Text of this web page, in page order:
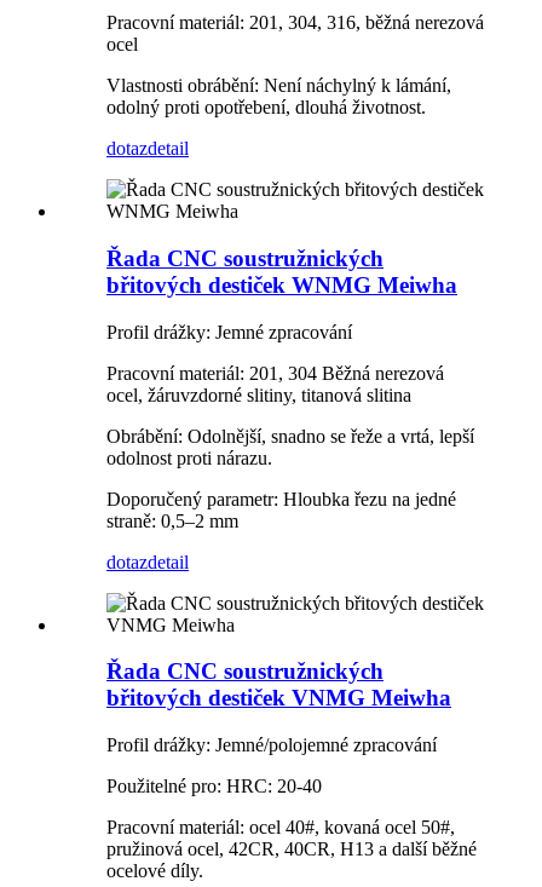
Pracovní materiál: 201, 304, 316, běžná nerezová
ocel
Vlastnosti obrábění: Není náchylný k lámání,
odolný proti opotřebení, dlouhá životnost.
dotazdetail
Řada CNC soustružnických
břitových destiček WNMG Meiwha
Profil drážky: Jemné zpracování
Pracovní materiál: 201, 304 Běžná nerezová
ocel, žáruvzdorné slitiny, titanová slitina
Obrábění: Odolnější, snadno se řeže a vrtá, lepší
odolnost proti nárazu.
Doporučený parametr: Hloubka řezu na jedné
straně: 0,5–2 mm
dotazdetail
Řada CNC soustružnických
břitových destiček VNMG Meiwha
Profil drážky: Jemné/polojemné zpracování
Použitelné pro: HRC: 20-40
Pracovní materiál: ocel 40#, kovaná ocel 50#,
pružinová ocel, 42CR, 40CR, H13 a další běžné
ocelové díly.